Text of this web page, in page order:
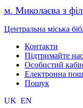
м. Миколаєва з
Центральна міська
Контакти
Підтримайте нас
Особистий
Електронна
Пошук
UK EN